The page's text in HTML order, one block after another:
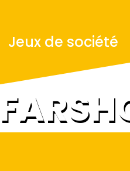
Jeux de société